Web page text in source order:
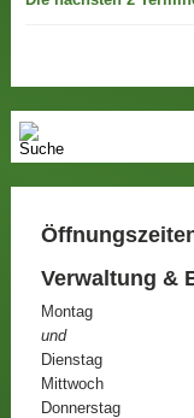
Verwaltung &
Montag
und
Dienstag
Mittwoch
Donnerstag